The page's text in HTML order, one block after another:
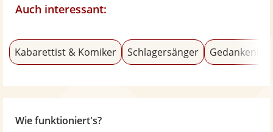
Auch interessant:
Kabarettist & Komiker Schlagersänger
Wie funktioniert's?